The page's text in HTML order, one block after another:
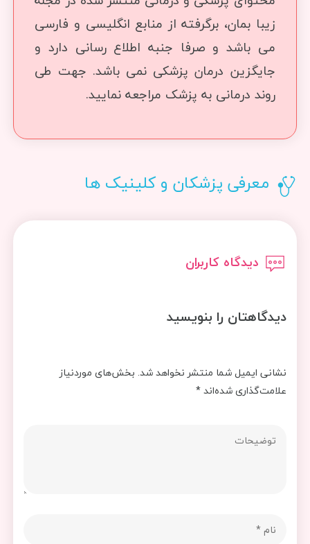
زیبا بمان، برگرفته از منابع انگلیسی و فارسی
می باشد و صرفا جنبه اطلاع رسانی دارد و
جایگزین درمان پزشکی نمی باشد. جهت طی
روند درمانی به پزشک مراجعه نمایید.
معرفی پزشکان و کلینیک ها
دیدگاه کاربران
دیدگاهتان را بنویسید
نشانی ایمیل شما منتشر نخواهد شد. بخش‌های موردنیاز
علامت‌گذاری شده‌اند*